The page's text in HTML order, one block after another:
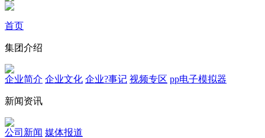
首页
集团介绍
企业简介 企业文化 企业?事记 视频专区 pp电子模拟器
新闻资讯
公司新闻 媒体报道